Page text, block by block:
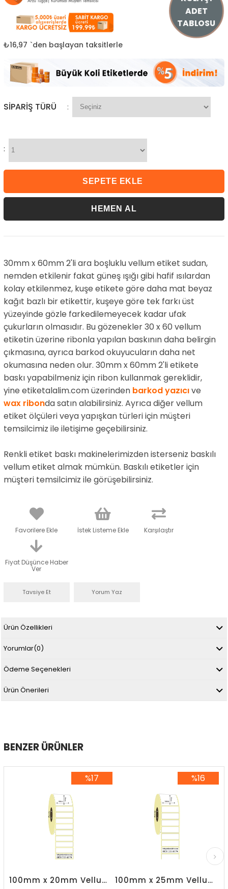
₺16,97 `den başlayan taksitlerle
SIPARIŞ TÜRÜ :
:
30mm x 60mm 2'li ara boşluklu vellum etiket sudan,
nemden etkilenir fakat güneş ışığı gibi hafif ısılardan
kolay etkilenmez, kuşe etikete göre daha mat beyaz
kağıt bazlı bir etikettir, kuşeye göre tek farkı üst
yüzeyinde gözle farkedilemeyecek kadar ufak
çukurların olmasıdır. Bu gözenekler 30 x 60 vellum
etiketin üzerine ribonla yapılan baskının daha belirgin
çıkmasına, ayrıca barkod okuyucuların daha net
okumasına neden olur. 30mm x 60mm 2'li etikete
baskı yapabilmeniz için ribon kullanmak gereklidir,
yine etiketalalim.com üzerinden barkod yazıcıve
wax ribonda satın alabilirsiniz. Ayrıca diğer vellum
etiket ölçüleri veya yapışkan türleri için müşteri
temsilcimiz ile iletişime geçebilirsiniz.
Renkli etiket baskı makinelerimizden isterseniz baskılı
vellum etiket almak mümkün. Baskılı etiketler için
müşteri temsilcimiz ile görüşebilirsiniz.
ADET
TABLOSU
Favorilere Ekle İstek Listeme Ekle Karşılaştır
Fiyat Düşünce Haber
Ver
Tavsiye Et Yorum Yaz
Ürün Özellikleri
Yorumlar(0)
Ödeme Seçenekleri
Ürün Önerileri
BENZER ÜRÜNLER
100mm x 20mm Vellum Etiket
%17
100mm x 25mm Vellum Etiket
%16